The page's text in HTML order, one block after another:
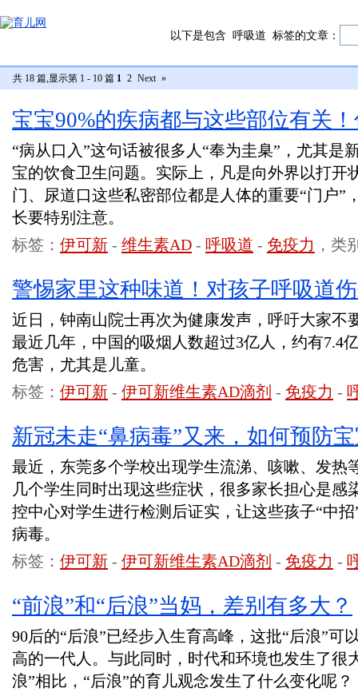
以下是包含 呼吸道 标签的文章：
共 18 篇,显示第 1 - 10 篇 1 2 Next »
宝宝90%的疾病都与这些部位有关
“病从口入”这句话被很多人“奉为圭臬”，尤其是
宝的饮食卫生问题。实际上，凡是向外界以打开
门、尿道口这些私密部位都是人体的重要“门户”
长要特别注意。
标签： 伊可新 - 维生素AD - 呼吸道 - 免疫力 ，类
警惕家里这种味道！对孩子呼吸道
近日，钟南山院士再次为健康发声，呼吁大家不
最近几年，中国的吸烟人数超过3亿人，约有7.4
危害，尤其是儿童。
标签： 伊可新 - 伊可新维生素AD滴剂 - 免疫力 -
新冠未走“鼻病毒”又来，如何预防
最近，东莞多个学校出现学生流涕、咳嗽、发热
几个学生同时出现这些症状，很多家长担心是感
控中心对学生进行检测后证实，让这些孩子“中
病毒。
标签： 伊可新 - 伊可新维生素AD滴剂 - 免疫力 -
“前浪”和“后浪”当妈，差别有多大？
90后的“后浪”已经步入生育高峰，这批“后浪”可
高的一代人。与此同时，时代和环境也发生了很
浪”相比，“后浪”的育儿观念发生了什么变化呢？